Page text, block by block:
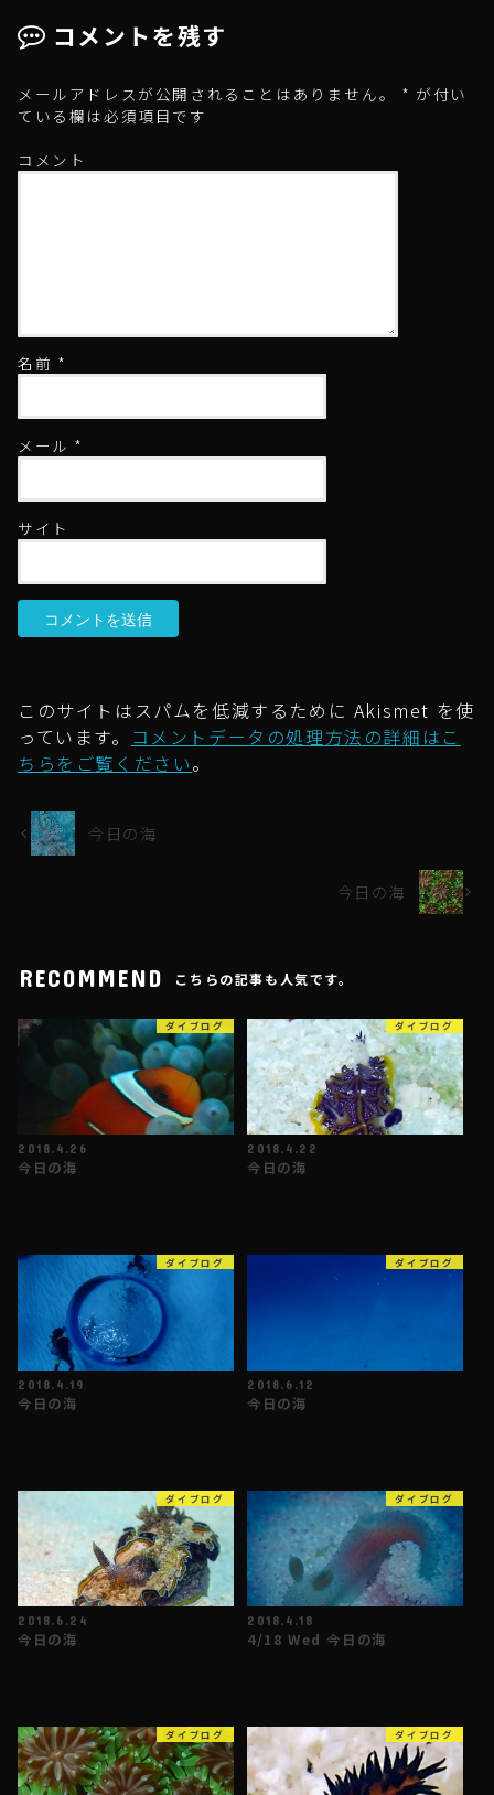
コメントを残す
メールアドレスが公開されることはありません。 * が付い
ている欄は必須項目です
コメント
名前 *
メール *
サイト
このサイトはスパムを低減するために Akismet を使
っています。 コメントデータの処理方法の詳細はこ
ちらをご覧ください。
今日の海
今日の海
RECOMMEND こちらの記事も人気です。
ダイブログ
2018.4.26
今日の海
ダイブログ
2018.4.22
今日の海
ダイブログ
2018.4.19
今日の海
ダイブログ
2018.6.12
今日の海
ダイブログ
2018.6.24
今日の海
ダイブログ
2018.4.18
4/18 Wed 今日の海
ダイブログ ダイブログ